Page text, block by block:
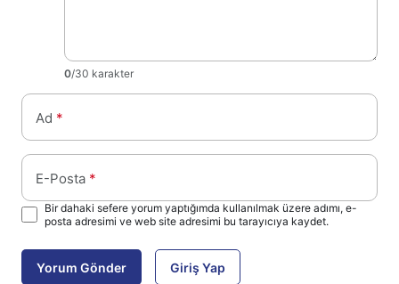
0/30 karakter
Ad *
E-Posta *
Bir dahaki sefere yorum yaptığımda kullanılmak üzere adımı, e-
posta adresimi ve web site adresimi bu tarayıcıya kaydet.
Yorum Gönder Giriş Yap